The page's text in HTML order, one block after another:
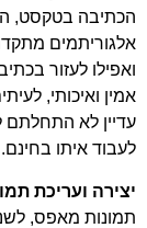
הכתיבה בטקסט,
אלגוריתמים
ואפילו לעזור
אמין ואיכותי,
עדיין לא
לעבוד איתו בחינם.
יצירה ועריכת
תמונות מאפס,